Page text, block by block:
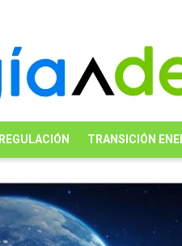
REGULACIÓN TRANSICIÓN